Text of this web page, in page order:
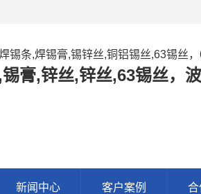
锡条,焊锡膏,锡锌丝,铜铝锡丝,63锡丝
膏,锌丝,锌丝,63锡丝，
新闻中心 客户案例 合